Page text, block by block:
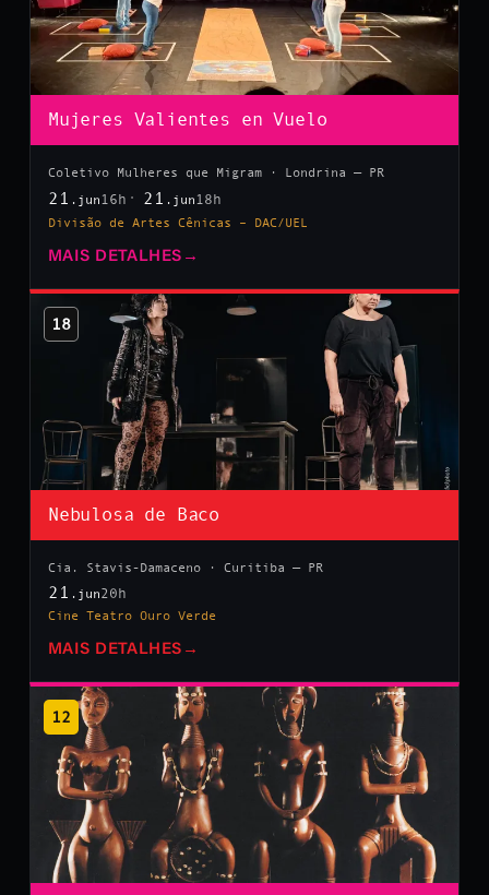
Mujeres Valientes en Vuelo
Coletivo Mulheres que Migram · Londrina — PR
21 .jun 16h 21 .jun 18h
Divisão de Artes Cênicas – DAC/UEL
MAIS DETALHES →
18
Nebulosa de Baco
Cia. Stavis-Damaceno · Curitiba — PR
21 .jun20h
Cine Teatro Ouro Verde
MAIS DETALHES →
12